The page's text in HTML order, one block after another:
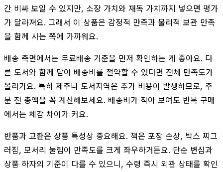
간 비싸 보일 수 있지만, 소장 가치와 재독 가치까지 넣으면 평가
가 달라져요. 그래서 이 상품은 감정적 만족과 물리적 보관 만족
을 함께 사는 쪽에 가까워요.
배송 측면에서는 무료배송 기준을 먼저 확인하는 게 좋아요. 다
른 도서와 함께 담아 배송비를 절약할 수 있다면 전체 만족도가
올라가요. 특히 제주나 도서지역은 추가 비용이 발생하므로, 주
문 전 총액을 꼭 계산해보세요. 배송비가 작아 보여도 반복 구매
에서는 체감 차이가 커요.
반품과 교환은 상품 특성상 중요해요. 책은 포장 손상, 박스 찌그
러짐, 모서리 눌림이 만족도를 크게 좌우하거든요. 단순 변심과
상품 하자의 기준이 다를 수 있으니, 수령 즉시 외관 상태를 확인